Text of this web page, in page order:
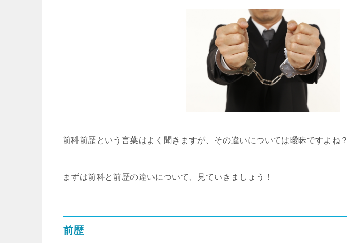
前科前歴という言葉はよく聞きますが、その違いについては曖昧ですよね？
まずは前科と前歴の違いについて、見ていきましょう！
前歴